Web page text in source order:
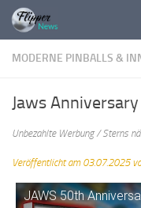
Zum Inhalt springen
MODERNE PINBALLS &
Jaws
Unbezahlte Werbung / Sterns
Veröffentlicht am 03.07.2025
JAWS 50th